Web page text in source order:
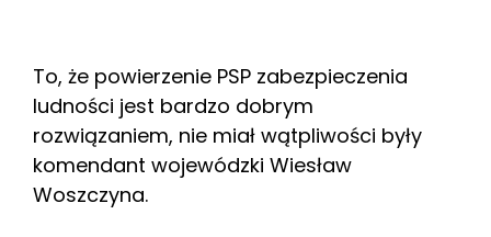
To, że powierzenie PSP zabezpieczenia
ludności jest bardzo dobrym
rozwiązaniem, nie miał wątpliwości były
komendant wojewódzki Wiesław
Woszczyna.